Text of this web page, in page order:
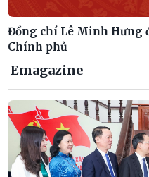
Đồng chí Lê Minh Hưng
Chính phủ
Emagazine